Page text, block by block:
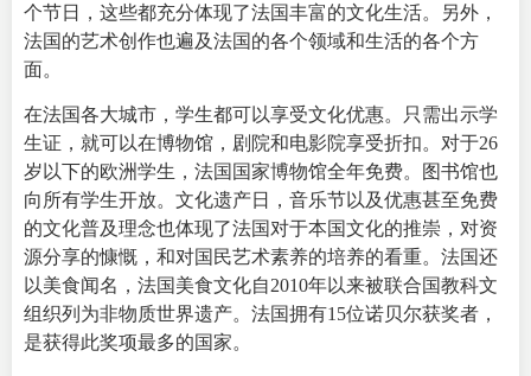
个节日，这些都充分体现了法国丰富的文化生活。
另外，
法国的艺术创作也遍及法国的各个领域和生活的各个方
面。
在法国各大城市，学生都可以享受文化优惠。只需出示学
生证，就可以在博物馆，剧院和电影院享受折扣。对于26
岁以下的欧洲学生，法国国家博物馆全年免费。图书馆也
向所有学生开放。文化遗产日，音乐节以及优惠甚至免费
的文化普及理念也体现了法国对于本国文化的推崇，对资
源分享的慷慨，和对国民艺术素养的培养的看重。 法国还
以美食闻名，法国美食文化自2010年以来被联合国教科文
组织列为非物质世界遗产。 法国拥有15位诺贝尔获奖者，
是获得此奖项最多的国家。